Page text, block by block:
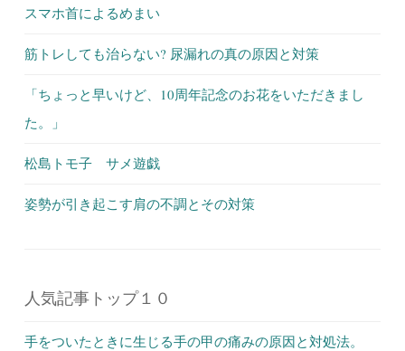
スマホ首によるめまい
筋トレしても治らない? 尿漏れの真の原因と対策
「ちょっと早いけど、10周年記念のお花をいただきまし
た。」
松島トモ子 サメ遊戯
姿勢が引き起こす肩の不調とその対策
人気記事トップ１０
手をついたときに生じる手の甲の痛みの原因と対処法。